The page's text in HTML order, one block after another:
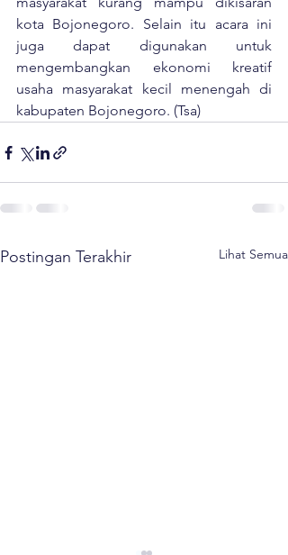
kota Bojonegoro. Selain itu acara ini
juga dapat digunakan untuk
mengembangkan ekonomi kreatif
usaha masyarakat kecil menengah di
kabupaten Bojonegoro. (Tsa)
Postingan Terakhir Lihat Semua